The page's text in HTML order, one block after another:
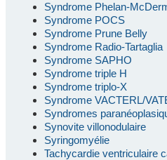
Syndrome Phelan-
Syndrome POCS
Syndrome Prune Belly
Syndrome Radio-Tartaglia
Syndrome SAPHO
Syndrome triple H
Syndrome triplo-X
Syndrome VACTERL/
Syndromes
Synovite villonodulaire
Syringomyélie
Tachycardie ventriculaire